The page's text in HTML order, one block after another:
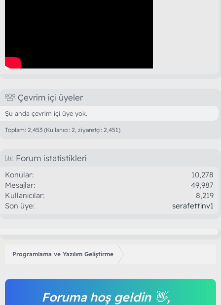
Çevrim içi üyeler
Şu anda çevrim içi üye yok.
Toplam: 2,453 (Kullanıcı: 2, ziyaretçi: 2,451)
Forum istatistikleri
Konular
10,278
Mesajlar
49,987
Kullanıcılar
8,219
Son üye
serafettinv1
Programlama ve Yazılım Geliştirme
Foruma hoş geldin 👋,